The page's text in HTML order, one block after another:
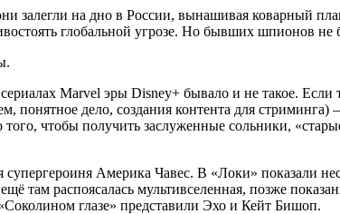
залегли на дно в России, вынашивая коварный
глобальной угрозе. Но бывших шпионов
Marvel эры Disney+ бывало и не такое.
понятное дело, создания контента для
чтобы получить заслуженные сольники,
Америка Чавес. В «Локи» показали
там распоясалась мультивселенная, позже
глазе» представили Эхо и Кейт Бишоп.